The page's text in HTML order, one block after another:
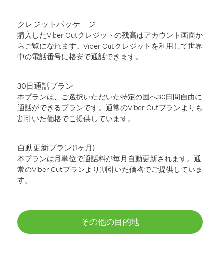
クレジットパッケージ
購入したViber Outクレジットの残高はアカウント画面か
らご覧になれます。Viber Outクレジットを利用して世界
中の電話番号に格安で通話できます。
30日通話プラン
本プランは、ご選択いただいた特定の国へ30日間自由に
通話ができるプランです。通常のViber Outプランよりも
割引いた価格でご提供しています。
自動更新プラン(1ヶ月)
本プランは月単位で通話料が毎月自動更新されます。通
常のViber Outプランより割引いた価格でご提供していま
す。
その他の目的地